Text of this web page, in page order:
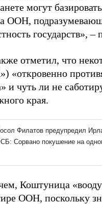
могут
ООН,
государств»,
отметил, что
«откровенно
и чуть ли не
края.
Коштуница
ООН, поскольку